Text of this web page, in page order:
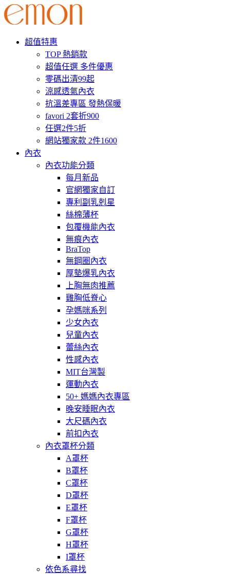
超值特惠
TOP 熱銷款
超值任選 多件優惠
零碼出清99起
涼感透氣內衣
抗溫差專區 發熱保暖
favori 2套折900
任選2件5折
網站獨家款 2件1600
內衣
內衣功能分類
每月新品
官網獨家自訂
專利副乳剋星
絲棉薄杯
包覆機能內衣
無痕內衣
BraTop
無鋼圈內衣
厚墊爆乳內衣
上胸無肉推薦
雞胸低脊心
孕媽咪系列
少女內衣
兒童內衣
蕾絲內衣
性感內衣
MIT台灣製
運動內衣
50+ 媽媽內衣專區
晚安睡眠內衣
大尺碼內衣
前扣內衣
內衣罩杯分類
A罩杯
B罩杯
C罩杯
D罩杯
E罩杯
F罩杯
G罩杯
H罩杯
I罩杯
依色系尋找